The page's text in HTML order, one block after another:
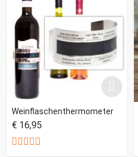
Weinflaschenthermometer
€ 16,95